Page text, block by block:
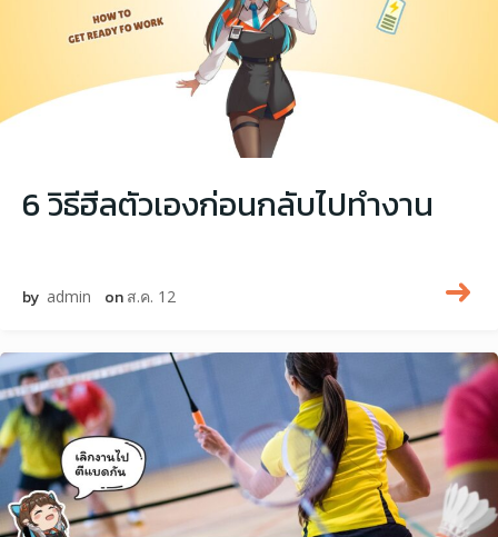
6 วิธีฮีลตัวเองก่อนกลับไปทำงาน
by admin on ส.ค. 12